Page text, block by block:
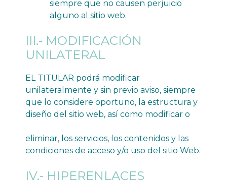
siempre que no causen perjuicio
alguno al sitio web.
III.- MODIFICACIÓN
UNILATERAL
EL TITULAR podrá modificar
unilateralmente y sin previo aviso, siempre
que lo considere oportuno, la estructura y
diseño del sitio web, así como modificar o
eliminar, los servicios, los contenidos y las
condiciones de acceso y/o uso del sitio Web.
IV.- HIPERENLACES